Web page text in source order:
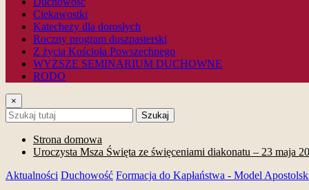
Ciekawostki
Katechezy dla dorosłych
Roczny program duszpasterski
Z życia Kościoła Powszechnego
WYŻSZE SEMINARIUM DUCHOWNE
RODO
×
Szukaj
Strona domowa
Uroczysta Msza Święta ze święceniami diakonatu – 23 maja
Aktualności Duchowość Formacja do Kapłaństwa - Model